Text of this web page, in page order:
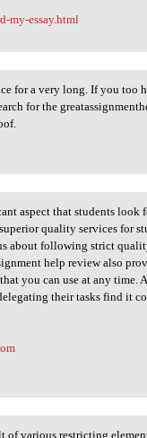
my-essay.html
for a very long. If you too
for the
aspect that students look
quality services for
about following strict
help review also
you can use at any time.
their tasks find it
of various restricting